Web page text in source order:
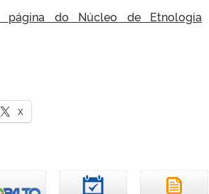
do Núcleo de Etnologia
X